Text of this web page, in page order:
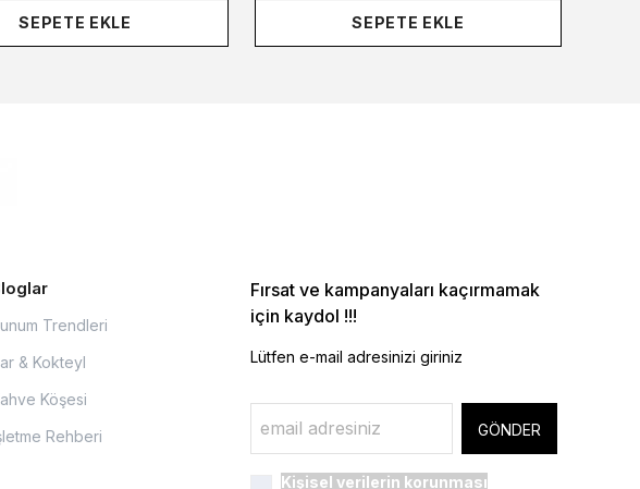
SEPETE EKLE SEPETE EKLE
Trendleri
& Kokteyl
Köşesi
Rehberi
Fırsat ve kampanyaları kaçırmamak
için kaydol !!!
Lütfen e-mail adresinizi giriniz
GÖNDER
Kişisel verilerin korunması